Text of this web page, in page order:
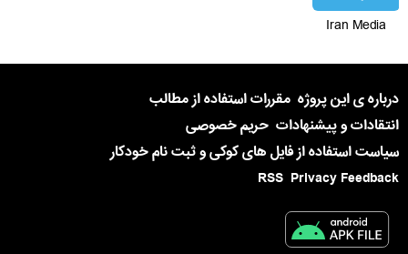
Iran Media
درباره ی این پروژه مقررات استفاده از مطالب
انتقادات و پیشنهادات حریم خصوصی
سیاست استفاده از فایل های کوکی و ثبت نام خودکار
Privacy Feedback
RSS